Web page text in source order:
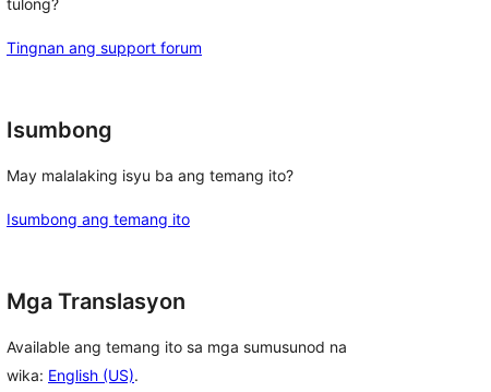
tulong?
Tingnan ang support forum
Isumbong
May malalaking isyu ba ang temang ito?
Isumbong ang temang ito
Mga Translasyon
Available ang temang ito sa mga sumusunod na
wika: English (US).